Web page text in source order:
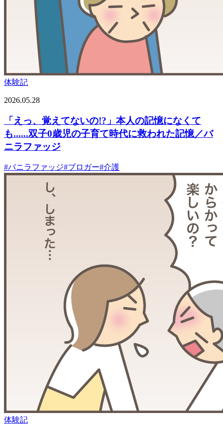
体験記
2026.05.28
「えっ、覚えてないの!?」本人の記憶になくて
も......双子0歳児の子育て時代に救われた記憶／バ
ニラファッジ
#バニラファッジ#ブロガー#介護
体験記